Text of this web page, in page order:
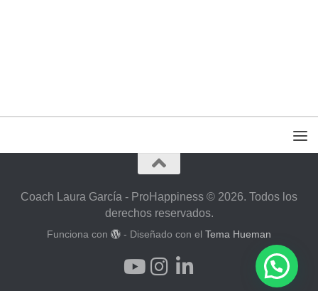
Coach Laura García - ProHappiness © 2026. Todos los
derechos reservados.
Funciona con - Diseñado con el Tema Hueman